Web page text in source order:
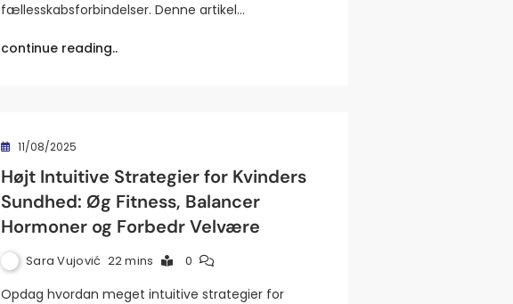
fællesskabsforbindelser. Denne artikel…
continue reading..
11/08/2025
Højt Intuitive Strategier for Kvinders
Sundhed: Øg Fitness, Balancer
Hormoner og Forbedr Velvære
Sara Vujović 22 mins 0
Opdag hvordan meget intuitive strategier for